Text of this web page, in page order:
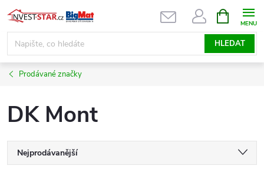
Přejít
na
obsah
HLEDAT
NÁKUPNÍ
KOŠÍK
Prodávané značky
DK Mont
Ř
Nejprodávanější